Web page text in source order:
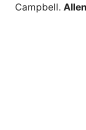
Campbell.